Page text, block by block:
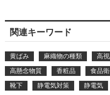
関連キーワード
黄ばみ 麻織物の種類 高
高懸念物質
香粧品 食品
靴下
静電気対策 静電気